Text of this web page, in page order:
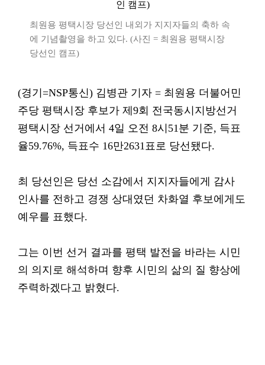
최원용 평택시장 당선인 내외가 지지자들의 축하 속
에 기념촬영을 하고 있다. (사진 = 최원용 평택시장
당선인 캠프)
(경기=NSP통신) 김병관 기자 = 최원용 더불어민
주당 평택시장 후보가 제9회 전국동시지방선거
평택시장 선거에서 4일 오전 8시51분 기준, 득표
율59.76%, 득표수 16만2631표로 당선됐다.
최 당선인은 당선 소감에서 지지자들에게 감사
인사를 전하고 경쟁 상대였던 차화열 후보에게도
예우를 표했다.
그는 이번 선거 결과를 평택 발전을 바라는 시민
의 의지로 해석하며 향후 시민의 삶의 질 향상에
주력하겠다고 밝혔다.